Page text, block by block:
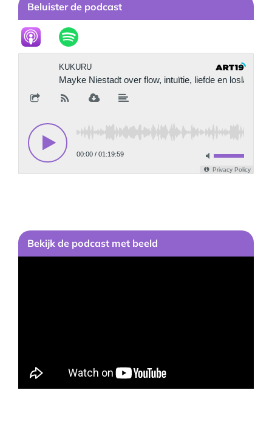
Beluister de podcast
Bekijk de podcast met beeld